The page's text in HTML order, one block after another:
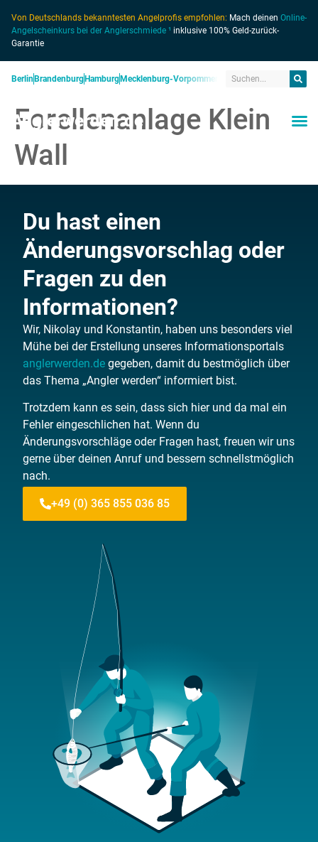
Von Deutschlands bekanntesten Angelprofis empfohlen: Mach deinen Online-
Angelscheinkurs bei der Anglerschmiede ¹ inklusive 100% Geld-zurück-
Garantie
Berlin Brandenburg Hamburg Mecklenburg-Vorpommern Niedersachsen
Anglerwerden.de
Forellenanlage Klein
Wall
Du hast einen
Änderungsvorschlag oder
Fragen zu den
Informationen?
Wir, Nikolay und Konstantin, haben uns besonders viel
Mühe bei der Erstellung unseres Informationsportals
anglerwerden.de gegeben, damit du bestmöglich über
das Thema „Angler werden“ informiert bist.
Trotzdem kann es sein, dass sich hier und da mal ein
Fehler eingeschlichen hat. Wenn du
Änderungsvorschläge oder Fragen hast, freuen wir uns
gerne über deinen Anruf und bessern schnellstmöglich
nach.
+49 (0) 365 855 036 85